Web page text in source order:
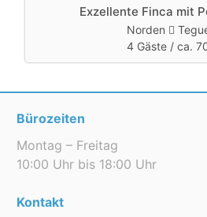
Exzellente Finca mit
Norden
4 Gäste / ca.
Bürozeiten
Montag – Freitag
10:00 Uhr bis 18:00 Uhr
Kontakt